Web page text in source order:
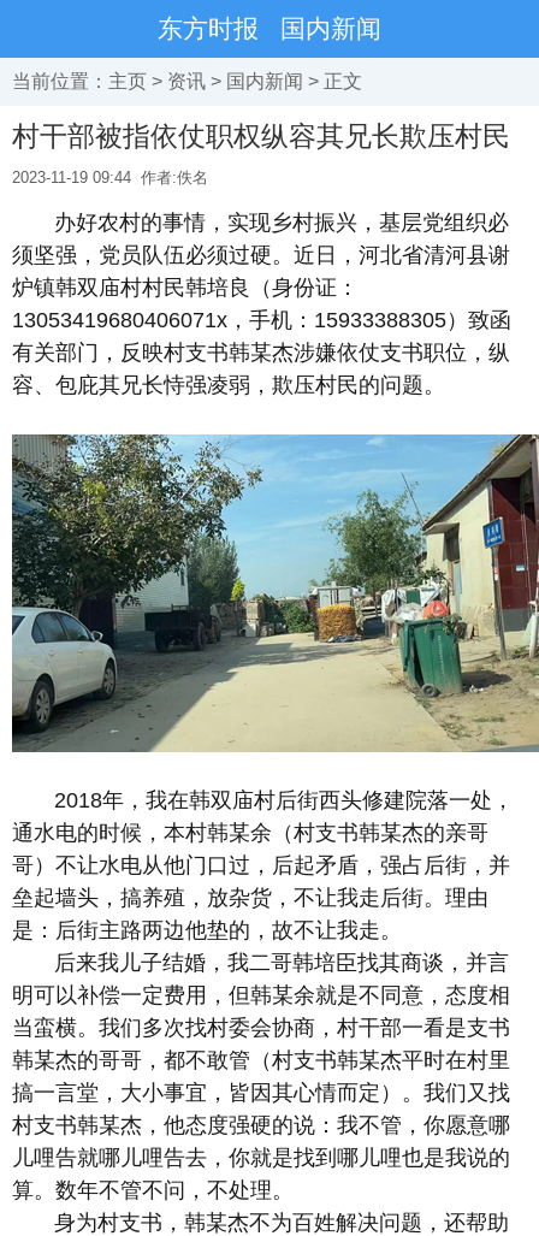
东方时报 国内新闻
当前位置： 主页 > 资讯 > 国内新闻 > 正文
村干部被指依仗职权纵容其兄长欺压村民
2023-11-19 09:44 作者:佚名
办好农村的事情，实现乡村振兴，基层党组织必
须坚强，党员队伍必须过硬。近日，河北省清河县谢
炉镇韩双庙村村民韩培良（身份证：
13053419680406071x，手机：15933388305）致函
有关部门，反映村支书韩某杰涉嫌依仗支书职位，纵
容、包庇其兄长恃强凌弱，欺压村民的问题。
2018年，我在韩双庙村后街西头修建院落一处，
通水电的时候，本村韩某余（村支书韩某杰的亲哥
哥）不让水电从他门口过，后起矛盾，强占后街，并
垒起墙头，搞养殖，放杂货，不让我走后街。理由
是：后街主路两边他垫的，故不让我走。
后来我儿子结婚，我二哥韩培臣找其商谈，并言
明可以补偿一定费用，但韩某余就是不同意，态度相
当蛮横。我们多次找村委会协商，村干部一看是支书
韩某杰的哥哥，都不敢管（村支书韩某杰平时在村里
搞一言堂，大小事宜，皆因其心情而定）。我们又找
村支书韩某杰，他态度强硬的说：我不管，你愿意哪
儿哩告就哪儿哩告去，你就是找到哪儿哩也是我说的
算。数年不管不问，不处理。
身为村支书，韩某杰不为百姓解决问题，还帮助